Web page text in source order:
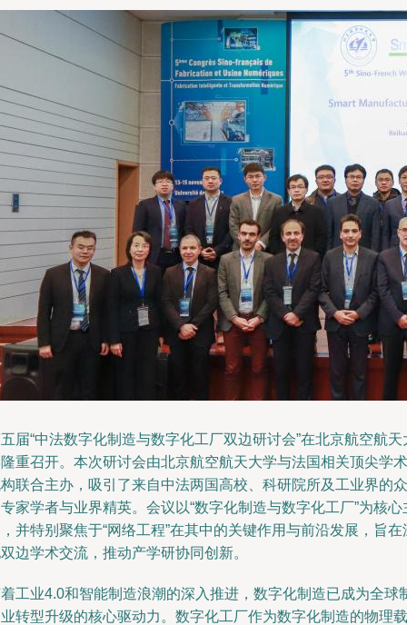
届“中法数字化制造与数字化工厂双边研讨会”在北京航空航天
重召开。本次研讨会由北京航空航天大学与法国相关顶尖学术
联合主办，吸引了来自中法两国高校、科研院所及工业界的众
家学者与业界精英。会议以“数字化制造与数字化工厂”为核心
并特别聚焦于“网络工程”在其中的关键作用与前沿发展，旨在
边学术交流，推动产学研协同创新。
工业4.0和智能制造浪潮的深入推进，数字化制造已成为全球
转型升级的核心驱动力。数字化工厂作为数字化制造的物理载